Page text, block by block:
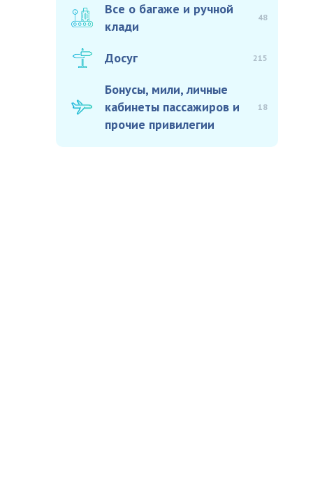
Все о багаже и ручной
клади
48
Досуг 215
Бонусы, мили, личные
кабинеты пассажиров и
прочие привилегии
18